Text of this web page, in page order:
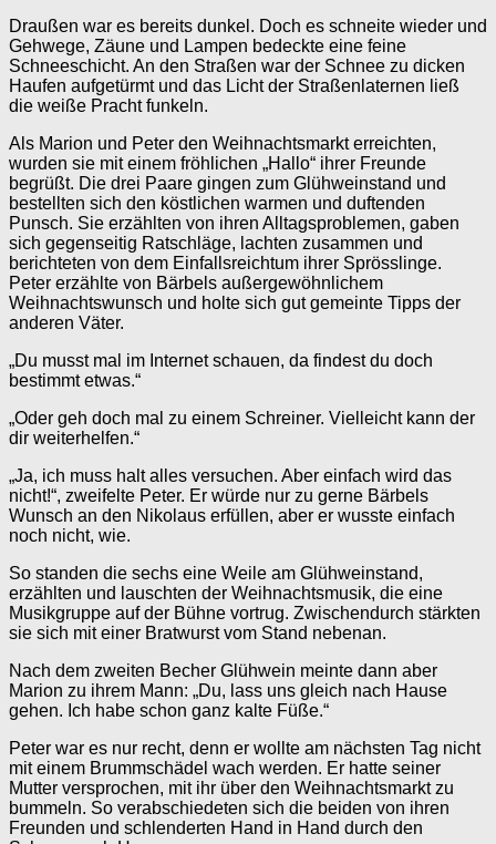
Draußen war es bereits dunkel. Doch es schneite wieder und
Gehwege, Zäune und Lampen bedeckte eine feine
Schneeschicht. An den Straßen war der Schnee zu dicken
Haufen aufgetürmt und das Licht der Straßenlaternen ließ
die weiße Pracht funkeln.
Als Marion und Peter den Weihnachtsmarkt erreichten,
wurden sie mit einem fröhlichen „Hallo“ ihrer Freunde
begrüßt. Die drei Paare gingen zum Glühweinstand und
bestellten sich den köstlichen warmen und duftenden
Punsch. Sie erzählten von ihren Alltagsproblemen, gaben
sich gegenseitig Ratschläge, lachten zusammen und
berichteten von dem Einfallsreichtum ihrer Sprösslinge.
Peter erzählte von Bärbels außergewöhnlichem
Weihnachtswunsch und holte sich gut gemeinte Tipps der
anderen Väter.
„Du musst mal im Internet schauen, da findest du doch
bestimmt etwas.“
„Oder geh doch mal zu einem Schreiner. Vielleicht kann der
dir weiterhelfen.“
„Ja, ich muss halt alles versuchen. Aber einfach wird das
nicht!“, zweifelte Peter. Er würde nur zu gerne Bärbels
Wunsch an den Nikolaus erfüllen, aber er wusste einfach
noch nicht, wie.
So standen die sechs eine Weile am Glühweinstand,
erzählten und lauschten der Weihnachtsmusik, die eine
Musikgruppe auf der Bühne vortrug. Zwischendurch stärkten
sie sich mit einer Bratwurst vom Stand nebenan.
Nach dem zweiten Becher Glühwein meinte dann aber
Marion zu ihrem Mann: „Du, lass uns gleich nach Hause
gehen. Ich habe schon ganz kalte Füße.“
Peter war es nur recht, denn er wollte am nächsten Tag nicht
mit einem Brummschädel wach werden. Er hatte seiner
Mutter versprochen, mit ihr über den Weihnachtsmarkt zu
bummeln. So verabschiedeten sich die beiden von ihren
Freunden und schlenderten Hand in Hand durch den